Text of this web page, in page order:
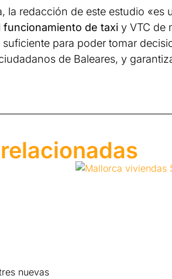
la redacción de este estudio «es
funcionamiento de taxi y VTC de
para poder tomar
de Baleares, y
nuevas